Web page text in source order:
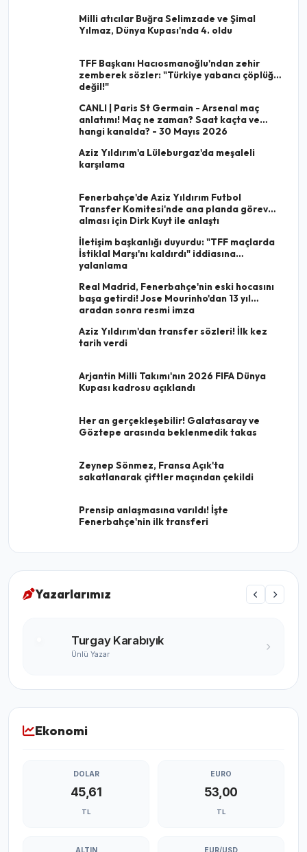
Milli atıcılar Buğra Selimzade ve Şimal
Yılmaz, Dünya Kupası'nda 4. oldu
TFF Başkanı Hacıosmanoğlu'ndan zehir
zemberek sözler: "Türkiye yabancı çöplüğü
değil!"
CANLI | Paris St Germain - Arsenal maç
anlatımı! Maç ne zaman? Saat kaçta ve
hangi kanalda? - 30 Mayıs 2026
Aziz Yıldırım'a Lüleburgaz'da meşaleli
karşılama
Fenerbahçe'de Aziz Yıldırım Futbol
Transfer Komitesi'nde ana planda görev
alması için Dirk Kuyt ile anlaştı
İletişim başkanlığı duyurdu: "TFF maçlarda
İstiklal Marşı'nı kaldırdı" iddiasına
yalanlama
Real Madrid, Fenerbahçe'nin eski hocasını
başa getirdi! Jose Mourinho'dan 13 yıl
aradan sonra resmi imza
Aziz Yıldırım'dan transfer sözleri! İlk kez
tarih verdi
Arjantin Milli Takımı'nın 2026 FIFA Dünya
Kupası kadrosu açıklandı
Her an gerçekleşebilir! Galatasaray ve
Göztepe arasında beklenmedik takas
Zeynep Sönmez, Fransa Açık'ta
sakatlanarak çiftler maçından çekildi
Prensip anlaşmasına varıldı! İşte
Fenerbahçe'nin ilk transferi
Yazarlarımız
Turgay Karabıyık
Ünlü Yazar
Ekonomi
DOLAR
45,61
TL
EURO
53,00
TL
ALTIN EUR/USD